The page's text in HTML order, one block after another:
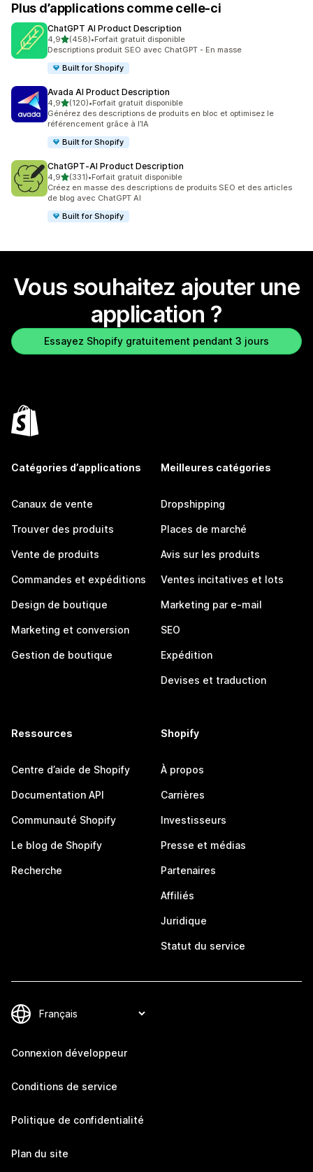
Plus d’applications comme celle-ci
ChatGPT AI Product Description
4,9étoile(s) sur 5
(458)
458 avis au total
•Forfait gratuit disponible
Descriptions produit SEO avec ChatGPT - En masse
Built for Shopify
Avada AI Product Description
4,9étoile(s) sur 5
(120)
120 avis au total
•Forfait gratuit disponible
Générez des descriptions de produits en bloc et optimisez le
référencement grâce à l’IA
Built for Shopify
ChatGPT‑AI Product Description
4,9étoile(s) sur 5
(331)
331 avis au total
•Forfait gratuit disponible
Créez en masse des descriptions de produits SEO et des articles
de blog avec ChatGPT AI
Built for Shopify
Vous souhaitez ajouter une
application ?
Essayez Shopify gratuitement pendant 3 jours
Catégories d’applications
Canaux de vente
Trouver des produits
Vente de produits
Commandes et expéditions
Design de boutique
Marketing et conversion
Gestion de boutique
Meilleures catégories
Dropshipping
Places de marché
Avis sur les produits
Ventes incitatives et lots
Marketing par e-mail
SEO
Expédition
Devises et traduction
Ressources
Centre d’aide de Shopify
Documentation API
Communauté Shopify
Le blog de Shopify
Recherche
Shopify
À propos
Carrières
Investisseurs
Presse et médias
Partenaires
Affiliés
Juridique
Statut du service
Connexion développeur
Conditions de service
Politique de confidentialité
Plan du site